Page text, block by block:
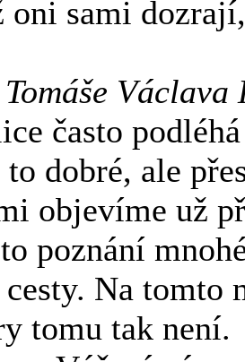
oni sami
často
dobré, ale
objevíme už
poznání
cesty. Na
tomu tak není.